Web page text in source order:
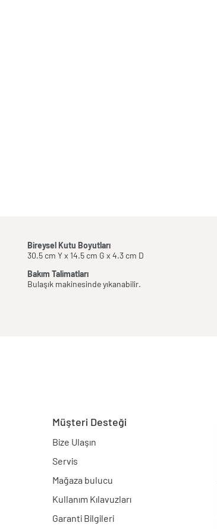
Bireysel Kutu Boyutları
30.5 cm Y x 14.5 cm G x 4.3 cm D
Bakım Talimatları
Bulaşık makinesinde yıkanabilir.
Müşteri Desteği
Bize Ulaşın
Servis
Mağaza bulucu
Kullanım Kılavuzları
Garanti Bilgileri